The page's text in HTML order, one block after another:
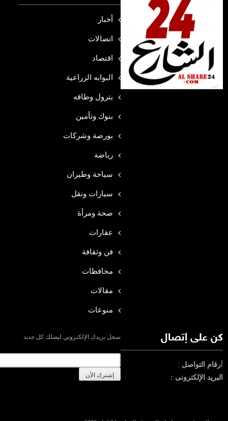
أخبار
اتصالات
اقتصاد
البوابه الزراعية
بترول وطاقه
بنوك وتأمين
بورصة وشركات
رياضة
سياحة وطيران
سيارات ونقل
صحة ومرأة
عقارات
فن وثقافة
محافظات
مقالات
منوعات
كن على إتصال
رقام التواصل :
البريد الإلكترونى :
سجل بريدك الإلكتروني ليصلك كل جديد